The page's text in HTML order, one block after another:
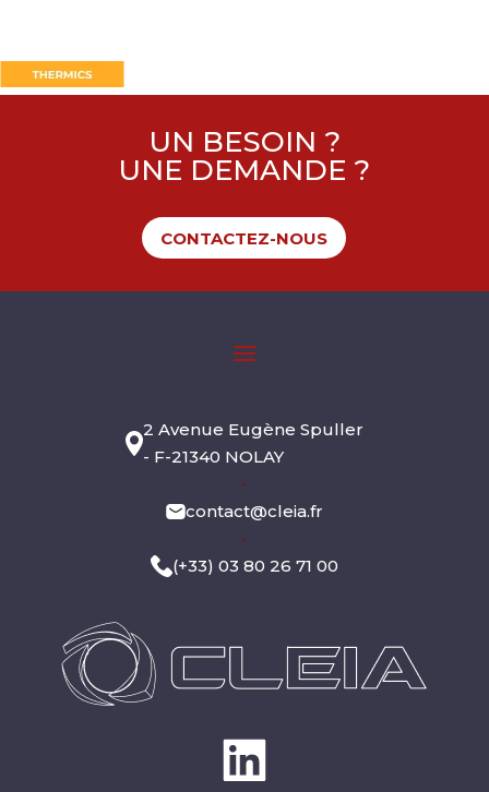
UN BESOIN ?
UNE DEMANDE ?
CONTACTEZ-NOUS
2 Avenue Eugène Spuller
- F-21340 NOLAY
•
contact@cleia.fr
•
(+33) 03 80 26 71 00